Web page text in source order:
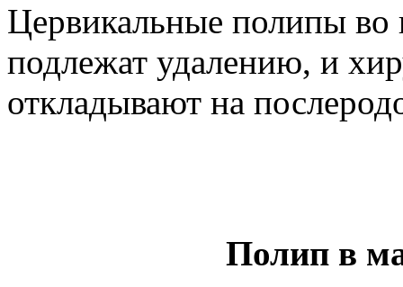
Цервикальные полипы во
подлежат удалению, и
откладывают на
Полип в